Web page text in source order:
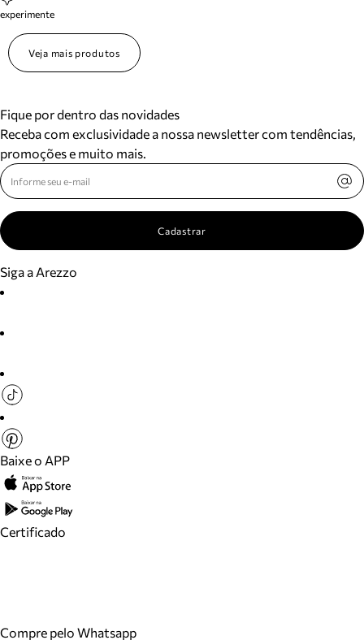
experimente
Veja mais produtos
Fique por dentro das novidades
Receba com exclusividade a nossa newsletter com tendências,
promoções e muito mais.
Cadastrar
Siga a Arezzo
Baixe o APP
Certificado
Compre pelo Whatsapp